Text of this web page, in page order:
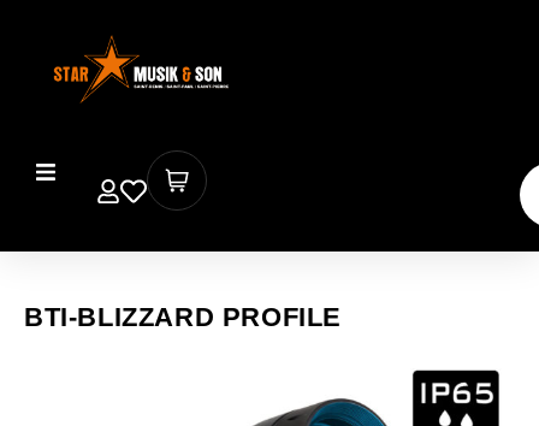
BTI-BLIZZARD PROFILE